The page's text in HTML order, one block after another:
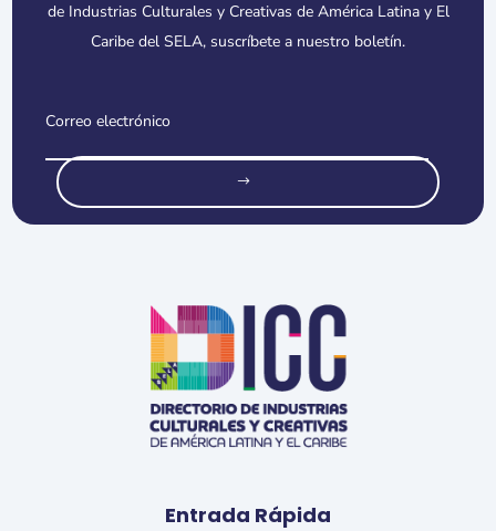
de Industrias Culturales y Creativas de América Latina y El
Caribe del SELA, suscríbete a nuestro boletín.
Entrada Rápida